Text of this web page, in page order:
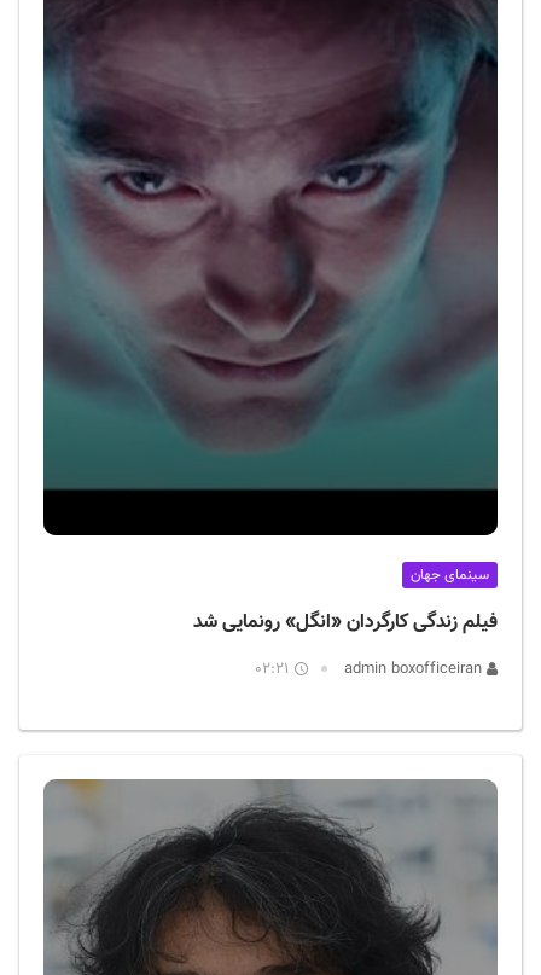
سینمای جهان
فیلم زندگی کارگردان «انگل» رونمایی شد
02:21